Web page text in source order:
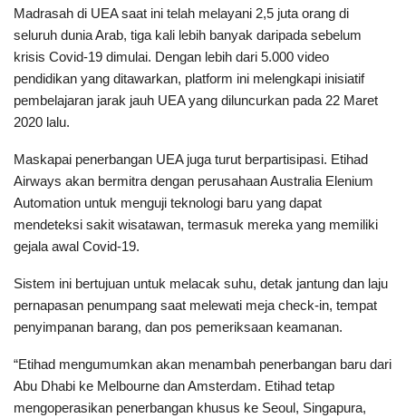
Madrasah di UEA saat ini telah melayani 2,5 juta orang di
seluruh dunia Arab, tiga kali lebih banyak daripada sebelum
krisis Covid-19 dimulai. Dengan lebih dari 5.000 video
pendidikan yang ditawarkan, platform ini melengkapi inisiatif
pembelajaran jarak jauh UEA yang diluncurkan pada 22 Maret
2020 lalu.
Maskapai penerbangan UEA juga turut berpartisipasi. Etihad
Airways akan bermitra dengan perusahaan Australia Elenium
Automation untuk menguji teknologi baru yang dapat
mendeteksi sakit wisatawan, termasuk mereka yang memiliki
gejala awal Covid-19.
Sistem ini bertujuan untuk melacak suhu, detak jantung dan laju
pernapasan penumpang saat melewati meja check-in, tempat
penyimpanan barang, dan pos pemeriksaan keamanan.
“Etihad mengumumkan akan menambah penerbangan baru dari
Abu Dhabi ke Melbourne dan Amsterdam. Etihad tetap
mengoperasikan penerbangan khusus ke Seoul, Singapura,